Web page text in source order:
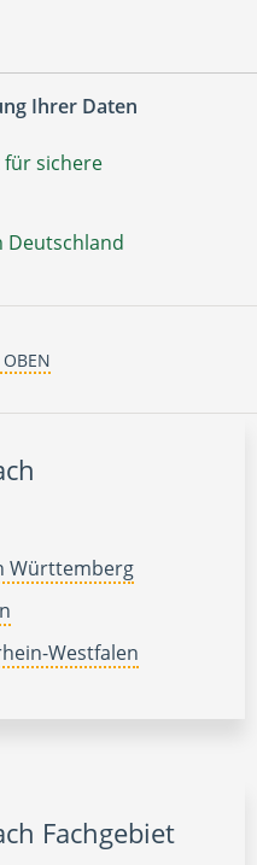
Ihrer Daten
für sichere
Württemberg
Westfalen
Fachgebiet